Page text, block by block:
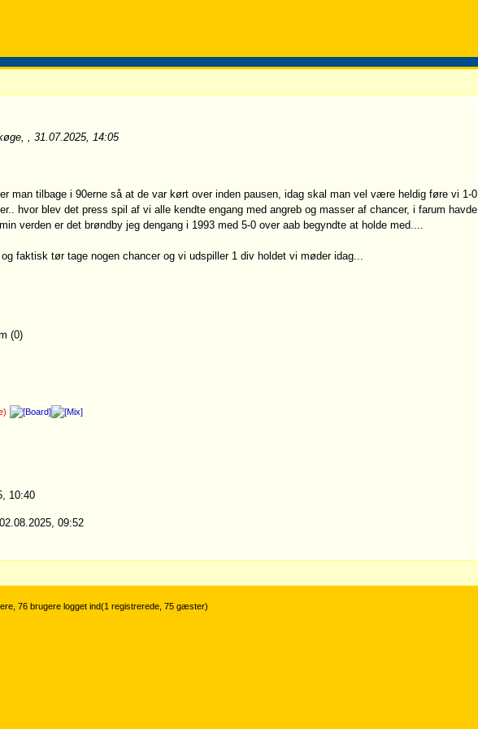
, 31.07.2025, 14:05
man tilbage i 90erne så at de var kørt over inden pausen, idag skal man vel være heldig føre vi 1-0
hvor blev det press spil af vi alle kendte engang med angreb og masser af chancer, i farum havde
verden er det brøndby jeg dengang i 1993 med 5-0 over aab begyndte at holde med....
faktisk tør tage nogen chancer og vi udspiller 1 div holdet vi møder idag...
(0)
10:40
09:52
76 brugere logget ind(1 registrerede, 75 gæster)